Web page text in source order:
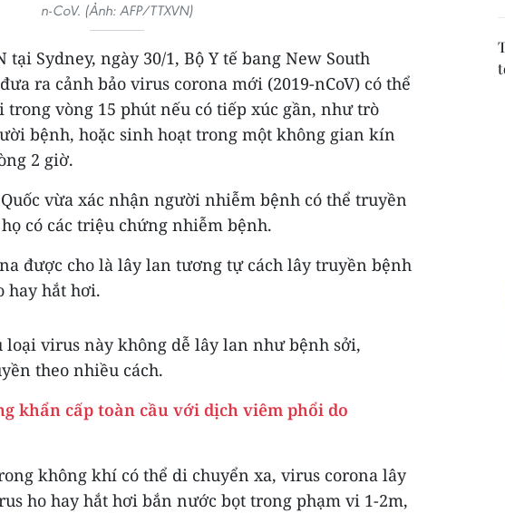
n-CoV. (Ảnh: AFP/TTXVN)
tại Sydney, ngày 30/1, Bộ Y tế bang New South
ra cảnh bảo virus corona mới (2019-nCoV) có thể
vòng 15 phút nếu có tiếp xúc gần, như trò
bệnh, hoặc sinh hoạt trong một không gian kín
2 giờ.
vừa xác nhận người nhiễm bệnh có thể truyền
có các triệu chứng nhiễm bệnh.
được cho là lây lan tương tự cách lây truyền bệnh
hay hắt hơi.
loại virus này không dễ lây lan như bệnh sởi,
theo nhiều cách.
khẩn cấp toàn cầu với dịch viêm phổi do
không khí có thể di chuyển xa, virus corona lây
ho hay hắt hơi bắn nước bọt trong phạm vi 1-2m,